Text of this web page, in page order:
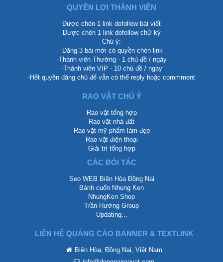
QUYỀN LỢI THÀNH VIÊN
Được chèn 1 link dofollow bài viết
Được chèn 1 link dofollow chữ ký
Chú ý:
-Đăng 3 bài mới có quyền chèn link
-Thành viên Thường - 1 chủ đề / ngày
-Thành viên VIP - 10 chủ đề / ngày
-Hết quyền đăng chủ để vẫn có thể reply hoặc commment
RAO VẶT CHÚ Ý
Rao vặt tổng hợp
Rao vặt nhà đất
Rao vặt mỹ phẩm làm đẹp
Rao vặt điện thoại
Giải trí tổng hợp
CÁC ĐỐI TÁC
Seo WEB Biên Hòa Đồng Nai
Bánh cuốn Nhung Ken
NhungKen Shop
Trần Hướng Group
Updating...
LIÊN HỆ QUẢNG CÁO BANNER & TEXTLINK
Biên Hòa, Đồng Nai, Việt Nam